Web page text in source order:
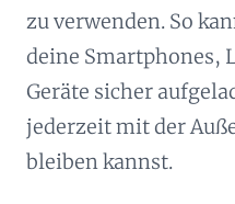
zu verwenden. So
deine Smartphones,
Geräte sicher
jederzeit mit der
bleiben kannst.